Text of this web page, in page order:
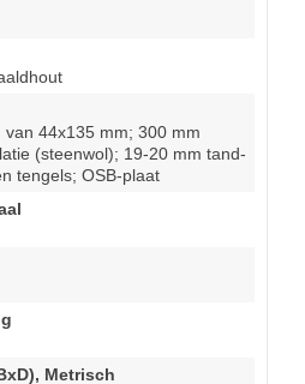
44x135 mm; 300 mm
(steenwol); 19-20 mm tand-
tengels; OSB-plaat
Metrisch